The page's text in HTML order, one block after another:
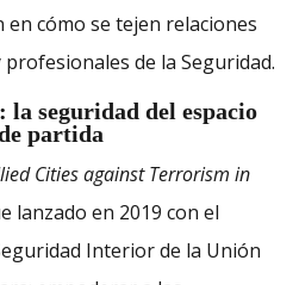
cómo se tejen relaciones
de la Seguridad.
la seguridad del espacio
partida
Cities against Terrorism in
lanzado en 2019 con el
Interior de la Unión